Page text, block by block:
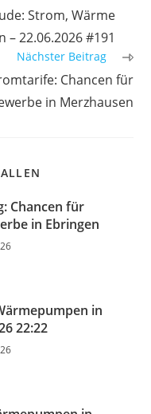
Strom, Wärme
22.06.2026 #191
Nächster Beitrag
Chancen für
in Merzhausen
Chancen für
in Ebringen
in
22:22